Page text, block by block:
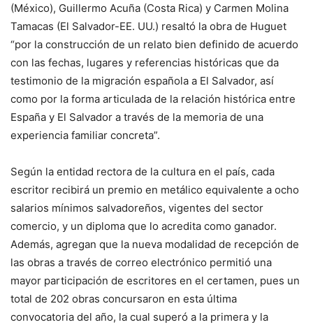
(México), Guillermo Acuña (Costa Rica) y Carmen Molina
Tamacas (El Salvador-EE. UU.) resaltó la obra de Huguet
“por la construcción de un relato bien definido de acuerdo
con las fechas, lugares y referencias históricas que da
testimonio de la migración española a El Salvador, así
como por la forma articulada de la relación histórica entre
España y El Salvador a través de la memoria de una
experiencia familiar concreta”.
Según la entidad rectora de la cultura en el país, cada
escritor recibirá un premio en metálico equivalente a ocho
salarios mínimos salvadoreños, vigentes del sector
comercio, y un diploma que lo acredita como ganador.
Además, agregan que la nueva modalidad de recepción de
las obras a través de correo electrónico permitió una
mayor participación de escritores en el certamen, pues un
total de 202 obras concursaron en esta última
convocatoria del año, la cual superó a la primera y la